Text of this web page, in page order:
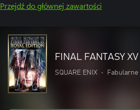
Przejdź do głównej zawartości
FINAL FANTASY
SQUARE ENIX • Fabularne